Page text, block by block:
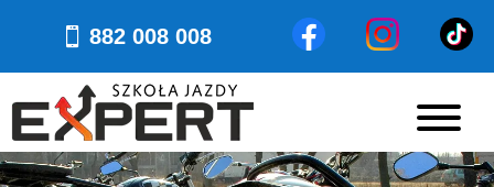
882 008 008